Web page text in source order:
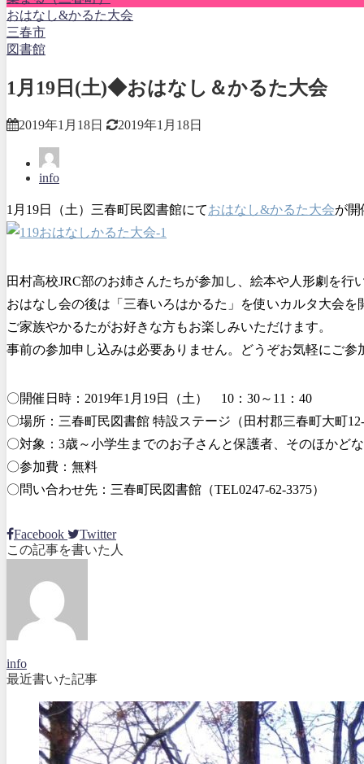
おはなし&かるた大会
三春市
図書館
1月19日(土)◆おはなし＆かるた大会
2019年1月18日 2019年1月18日
info
1月19日（土）三春町民図書館にておはなし&かるた大会が開
田村高校JRC部のお姉さんたちが参加し、絵本や人形劇を行
おはなし会の後は「三春いろはかるた」を使いカルタ大会を
ご家族やかるたがお好きな方もお楽しみいただけます。
事前の参加申し込みは必要ありません。どうぞお気軽にご参
〇開催日時：2019年1月19日（土） 10：30～11：40
〇場所：三春町民図書館 特設ステージ（田村郡三春町大町
〇対象：3歳～小学生までのお子さんと保護者、そのほかど
〇参加費：無料
〇問い合わせ先：三春町民図書館（TEL0247-62-3375）
Facebook
Twitter
この記事を書いた人
info
最近書いた記事